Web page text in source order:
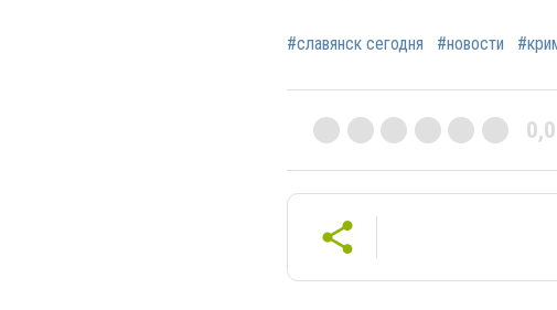
#славянск сегодня #новости
0,0